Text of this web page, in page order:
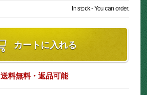
In stock - You can order.
カートに入れる
送料無料・返品可能